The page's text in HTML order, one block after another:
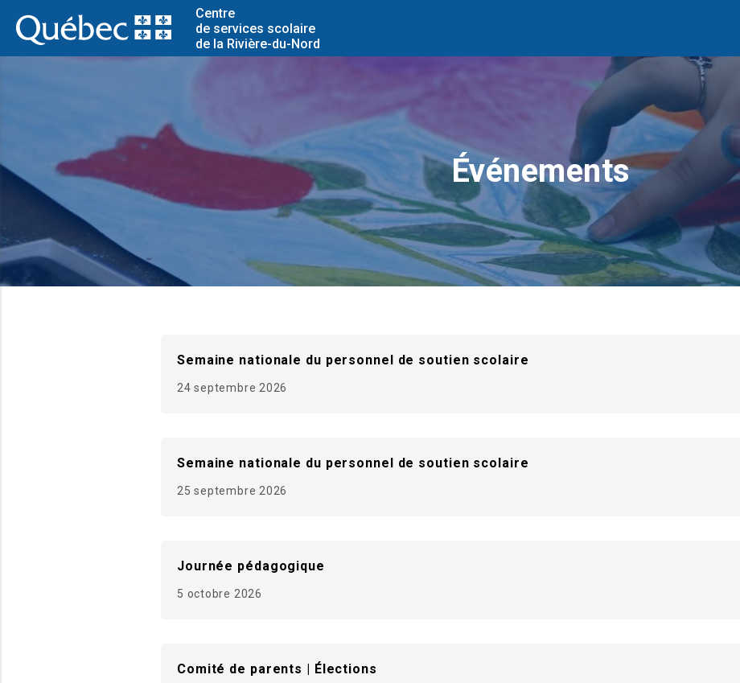
Centre
de services scolaire
de la Rivière-du-Nord
Événements
Semaine nationale du personnel de soutien scolaire
24 septembre 2026
Semaine nationale du personnel de soutien scolaire
25 septembre 2026
Journée pédagogique
5 octobre 2026
Comité de parents | Élections